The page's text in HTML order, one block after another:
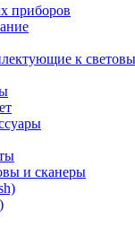
приборов
к
и сканеры